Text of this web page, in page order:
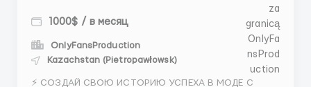
1000$ / в месяц
OnlyFansProduction
Kazachstan (Pietropawłowsk)
⚡️ СОЗДАЙ СВОЮ ИСТОРИЮ УСПЕХА В МОДЕ С